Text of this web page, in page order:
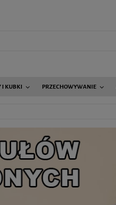
I KUBKI PRZECHOWYWANIE